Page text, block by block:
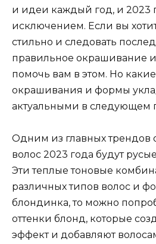
и идеи каждый год, и 2023
исключением. Если вы
стильно и следовать
правильное окрашивание
помочь вам в этом. Но
окрашивания и формы
актуальными в следующем
Одним из главных трендов
волос 2023 года будут
Эти теплые тоновые
различных типов волос и
блондинка, то можно
оттенки блонд, которые
эффект и добавляют